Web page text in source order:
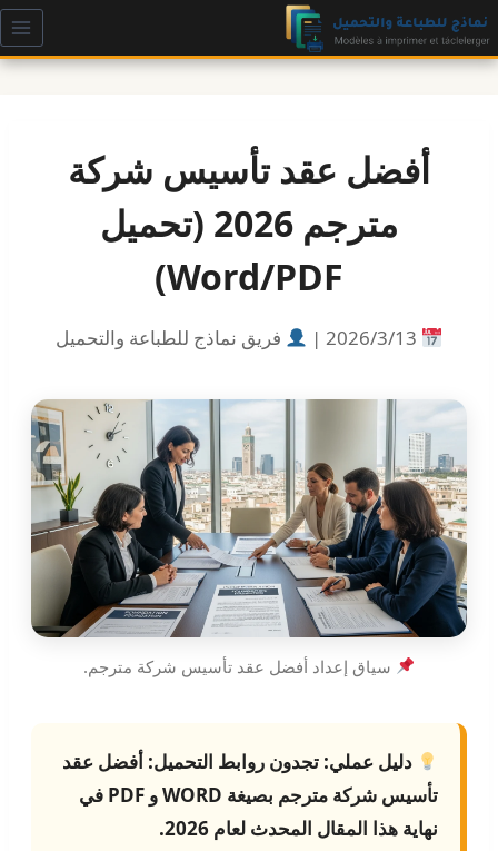
التجاوز
إلى
المحتوى
أفضل عقد تأسيس شركة
مترجم 2026 (تحميل
Word/PDF)
فريق نماذج للطباعة والتحميل
سياق إعداد أفضل عقد تأسيس شركة مترجم.
دليل عملي: تجدون روابط التحميل:أفضل عقد
تأسيس شركة مترجم
بصيغة WORD و PDF في
نهاية هذا المقال المحدث لعام 2026.